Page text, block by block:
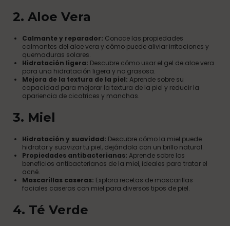
2. Aloe Vera
Calmante y reparador: Conoce las propiedades
calmantes del aloe vera y cómo puede aliviar irritaciones y
quemaduras solares.
Hidratación ligera: Descubre cómo usar el gel de aloe vera
para una hidratación ligera y no grasosa.
Mejora de la textura de la piel: Aprende sobre su
capacidad para mejorar la textura de la piel y reducir la
apariencia de cicatrices y manchas.
3. Miel
Hidratación y suavidad: Descubre cómo la miel puede
hidratar y suavizar tu piel, dejándola con un brillo natural.
Propiedades antibacterianas: Aprende sobre los
beneficios antibacterianos de la miel, ideales para tratar el
acné.
Mascarillas caseras: Explora recetas de mascarillas
faciales caseras con miel para diversos tipos de piel.
4. Té Verde